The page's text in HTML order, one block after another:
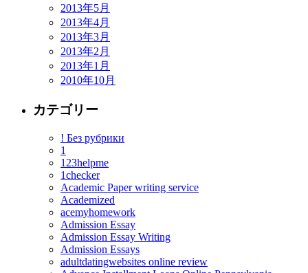
2013年5月
2013年4月
2013年3月
2013年2月
2013年1月
2010年10月
カテゴリー
! Без рубрики
1
123helpme
1checker
Academic Paper writing service
Academized
acemyhomework
Admission Essay
Admission Essay Writing
Admission Essays
adultdatingwebsites online review